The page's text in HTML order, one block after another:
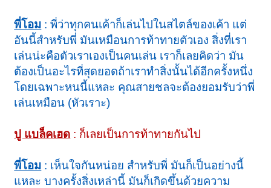
พี่โอม : พี่ว่าทุกคนเค้าก็เล่นไปในสไตล์ของเค้า แต่
อันนี้สำหรับพี่ มันเหมือนการท้าทายตัวเอง สิ่งที่เรา
เล่นน่ะคือตัวเราเองเป็นคนเล่น เราก็เลยคิดว่า มัน
ต้องเป็นอะไรที่สุดยอดถ้าเราทำสิ่งนั้นได้อีกครั้งหนึ่ง
โดยเฉพาะหนนี้แหละ คุณสายชลจะต้องยอมรับว่าพี่
เล่นเหมือน (หัวเราะ)
ปู แบล็คเฮด : ก็เลยเป็นการท้าทายกันไป
พี่โอม : เห็นใจกันหน่อย สำหรับพี่ มันก็เป็นอย่างนี้
แหละ บางครั้งสิ่งเหล่านี้ มันก็เกิดขึ้นด้วยความ